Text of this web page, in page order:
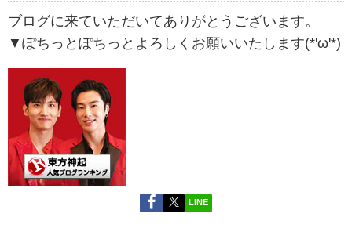
ブログに来ていただいてありがとうございます。
▼ぽちっとぽちっとよろしくお願いいたします(*'ω'*)
LINE